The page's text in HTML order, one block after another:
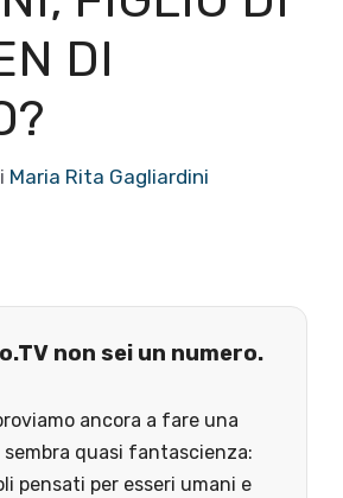
DI
Maria Rita Gagliardini
non sei un numero.
ancora a fare una
sembra quasi fantascienza:
pensati per esseri umani e